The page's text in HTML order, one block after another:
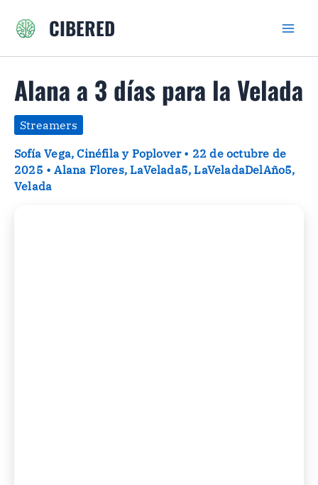
CIBERED
Alana a 3 días para la Velada
Streamers
Sofía Vega, Cinéfila y Poplover • 22 de octubre de
2025 •Alana Flores,LaVelada5,LaVeladaDelAño5,
Velada